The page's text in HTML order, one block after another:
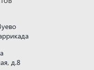
д.8